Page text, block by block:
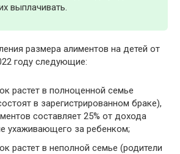
выплачивать.
размера алиментов на детей от
году следующие:
растет в полноценной семье
в зарегистрированном браке),
составляет 25% от дохода
ухаживающего за ребенком;
растет в неполной семье (родители